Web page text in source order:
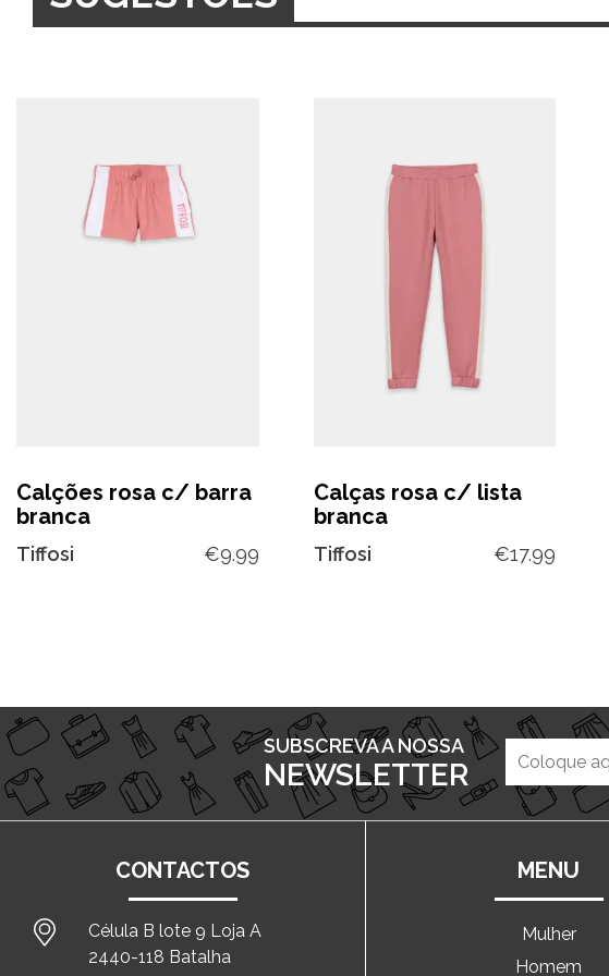
Calções rosa c/ barra
branca
Tiffosi €9.99
Calças rosa c/ lista
branca
Tiffosi €17.99
SUBSCREVA A NOSSA
NEWSLETTER
CONTACTOS
Célula B lote 9 Loja A
2440-118 Batalha
MENU
Mulher
Homem